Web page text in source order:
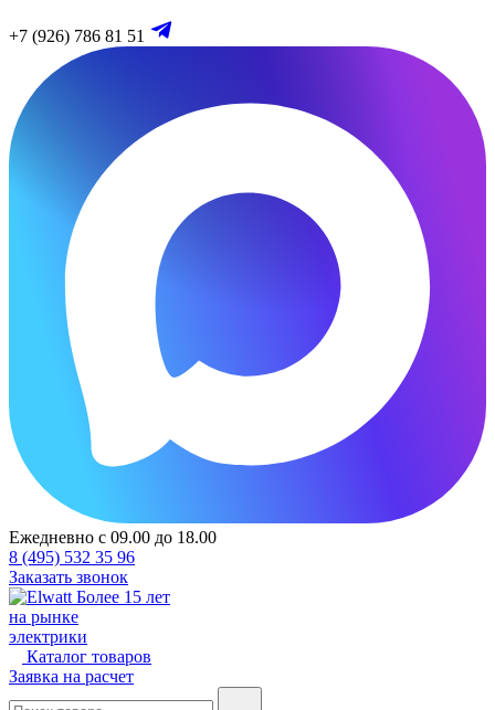
+7 (926) 786 81 51
Ежедневно с 09.00 до 18.00
8 (495) 532 35 96
Заказать звонок
Более 15 лет
на рынке
электрики
Каталог товаров
Заявка на расчет